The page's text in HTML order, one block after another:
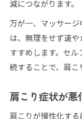
減につながります。
万が一、マッサー
は、無理をせず速
すすめします。セ
続することで、肩こ
肩こり症状が
肩こりが慢性化す